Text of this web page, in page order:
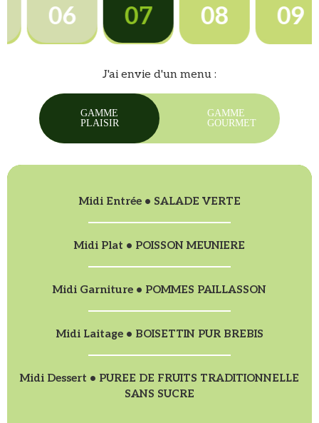
06 07 08 09
J'ai envie d'un menu :
GAMME
PLAISIR
GAMME
GOURMET
Midi Entrée • SALADE VERTE
Midi Plat • POISSON MEUNIERE
Midi Garniture • POMMES PAILLASSON
Midi Laitage • BOISETTIN PUR BREBIS
Midi Dessert • PUREE DE FRUITS TRADITIONNELLE
SANS SUCRE